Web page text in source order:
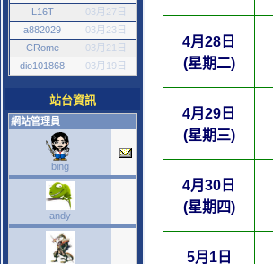
L16T
03月27日
a882029
03月23日
CRome
03月21日
dio101868
03月19日
站台資訊
網站管理員
bing
andy
4月28日
(星期二)
4月29日
(星期三)
4月30日
(星期四)
5月1日